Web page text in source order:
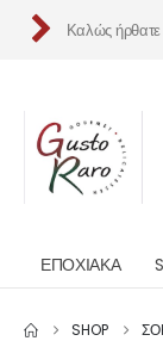
Καλώς
ΕΠΟΧΙΑΚΑ
SHOP